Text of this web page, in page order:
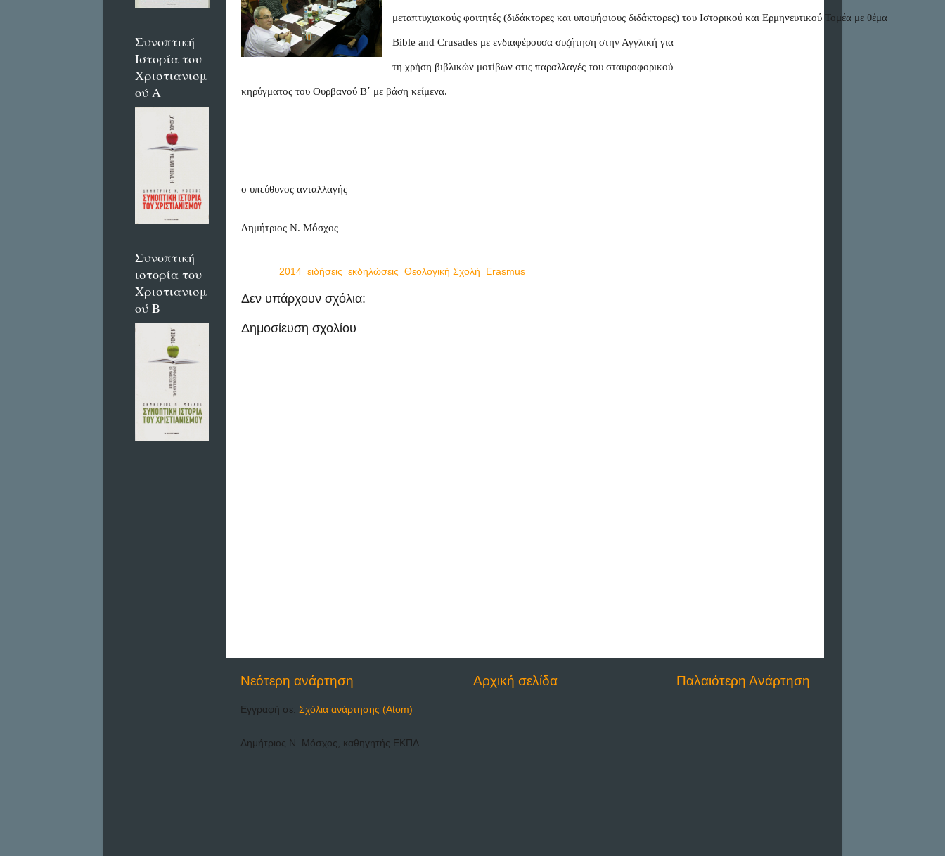
μεταπτυχιακούς φοιτητές (διδάκτορες και υποψήφιους διδάκτορες) του Ιστορικού και Ερμηνευτικού Τομέα με θέμα
Bible and Crusades με ενδιαφέρουσα συζήτηση στην Αγγλική για
τη χρήση βιβλικών μοτίβων στις παραλλαγές του σταυροφορικού
κηρύγματος του Ουρβανού Β΄ με βάση κείμενα.
ο υπεύθυνος ανταλλαγής
Δημήτριος Ν. Μόσχος
2014 ειδήσεις εκδηλώσεις Θεολογική Σχολή Erasmus
Δεν υπάρχουν σχόλια:
Δημοσίευση σχολίου
Νεότερη ανάρτηση Παλαιότερη Ανάρτηση
Αρχική σελίδα
Εγγραφή σε: Σχόλια ανάρτησης (Atom)
Δημήτριος Ν. Μόσχος, καθηγητής ΕΚΠΑ
Συνοπτική
Ιστορία του
Χριστιανισμ
ού Α
Συνοπτική
ιστορία του
Χριστιανισμ
ού Β